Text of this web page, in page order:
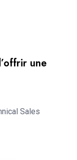
une
Sales